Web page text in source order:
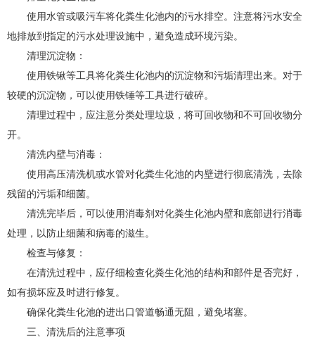
使用水管或吸污车将化粪生化池内的污水排空。注意将污水安全
地排放到指定的污水处理设施中，避免造成环境污染。
清理沉淀物：
使用铁锹等工具将化粪生化池内的沉淀物和污垢清理出来。对于
较硬的沉淀物，可以使用铁锤等工具进行破碎。
清理过程中，应注意分类处理垃圾，将可回收物和不可回收物分
开。
清洗内壁与消毒：
使用高压清洗机或水管对化粪生化池的内壁进行彻底清洗，去除
残留的污垢和细菌。
清洗完毕后，可以使用消毒剂对化粪生化池内壁和底部进行消毒
处理，以防止细菌和病毒的滋生。
检查与修复：
在清洗过程中，应仔细检查化粪生化池的结构和部件是否完好，
如有损坏应及时进行修复。
确保化粪生化池的进出口管道畅通无阻，避免堵塞。
三、清洗后的注意事项